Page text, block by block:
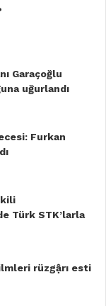
r
Garaçoğlu
uğurlandı
Furkan
Türk STK’larla
rüzgậrı esti